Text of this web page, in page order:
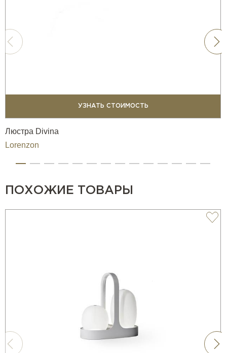
УЗНАТЬ СТОИМОСТЬ
Люстра Divina
Lorenzon
ПОХОЖИЕ ТОВАРЫ